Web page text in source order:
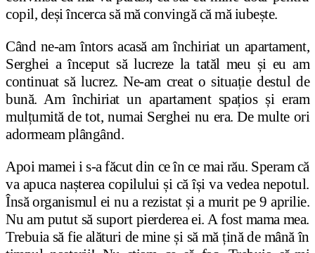
copil, deși încerca să mă convingă că mă iubește.
Când ne-am întors acasă am închiriat un apartament,
Serghei a început să lucreze la tatăl meu și eu am
continuat să lucrez. Ne-am creat o situație destul de
bună. Am închiriat un apartament spațios și eram
mulțumită de tot, numai Serghei nu era. De multe ori
adormeam plângând.
Apoi mamei i s-a făcut din ce în ce mai rău. Speram că
va apuca nașterea copilului și că își va vedea nepotul.
Însă organismul ei nu a rezistat și a murit pe 9 aprilie.
Nu am putut să suport pierderea ei. A fost mama mea.
Trebuia să fie alături de mine și să mă țină de mână în